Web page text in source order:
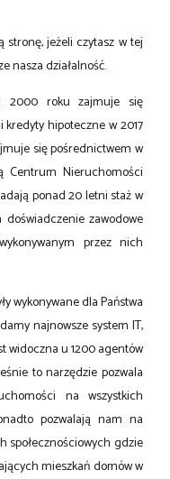
stronę, jeżeli czytasz w tej
nasza działalność.
2000 roku zajmuje się
hipoteczne w 2017
się pośrednictwem w
Centrum Nieruchomości
ponad 20 letni staż w
zawodowe
przez nich
wykonywane dla Państwa
najnowsze system IT,
widoczna u 1200 agentów
to narzędzie pozwala
na wszystkich
pozwalają nam na
społecznościowych gdzie
mieszkań domów w